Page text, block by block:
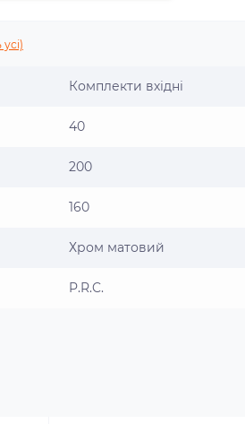
Комплекти вхідні
40
200
160
Хром матовий
P.R.C.